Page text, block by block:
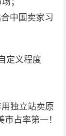
中国卖家习
定义程度
独立站卖原
占率第一！